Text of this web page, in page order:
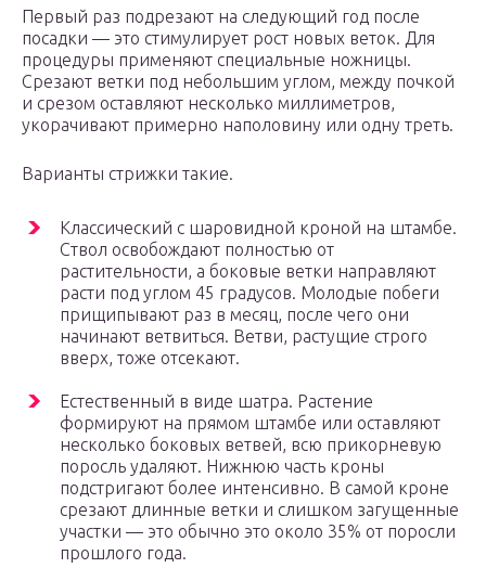
Первый раз подрезают на следующий год после
посадки — это стимулирует рост новых веток. Для
процедуры применяют специальные ножницы.
Срезают ветки под небольшим углом, между почкой
и срезом оставляют несколько миллиметров,
укорачивают примерно наполовину или одну треть.
Варианты стрижки такие.
Классический с шаровидной кроной на штамбе.
Ствол освобождают полностью от
растительности, а боковые ветки направляют
расти под углом 45 градусов. Молодые побеги
прищипывают раз в месяц, после чего они
начинают ветвиться. Ветви, растущие строго
вверх, тоже отсекают.
Естественный в виде шатра. Растение
формируют на прямом штамбе или оставляют
несколько боковых ветвей, всю прикорневую
поросль удаляют. Нижнюю часть кроны
подстригают более интенсивно. В самой кроне
срезают длинные ветки и слишком загущенные
участки — это обычно это около 35% от поросли
прошлого года.